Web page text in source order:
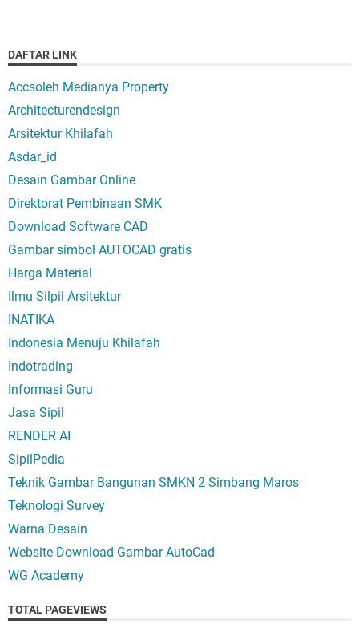
DAFTAR LINK
Accsoleh Medianya Property
Architecturendesign
Arsitektur Khilafah
Asdar_id
Desain Gambar Online
Direktorat Pembinaan SMK
Download Software CAD
Gambar simbol AUTOCAD gratis
Harga Material
Ilmu Silpil Arsitektur
INATIKA
Indonesia Menuju Khilafah
Indotrading
Informasi Guru
Jasa Sipil
RENDER AI
SipilPedia
Teknik Gambar Bangunan SMKN 2 Simbang Maros
Teknologi Survey
Warna Desain
Website Download Gambar AutoCad
WG Academy
TOTAL PAGEVIEWS